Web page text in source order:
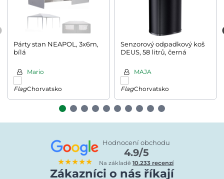
Párty stan NEAPOL, 3x6m,
bílá
Mario
Chorvatsko
Senzorový odpadkový koš
DEUS, 58 litrů, černá
MAJA
Chorvatsko
★★★★★
Hodnocení obchodu
4.9/5
Na základě10.233 recenzí
Zákazníci o nás říkají